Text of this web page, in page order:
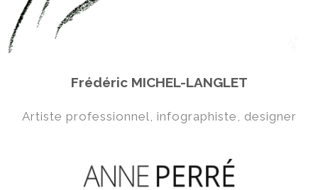
Frédéric MICHEL-LANGLET
Artiste professionnel, infographiste, designer